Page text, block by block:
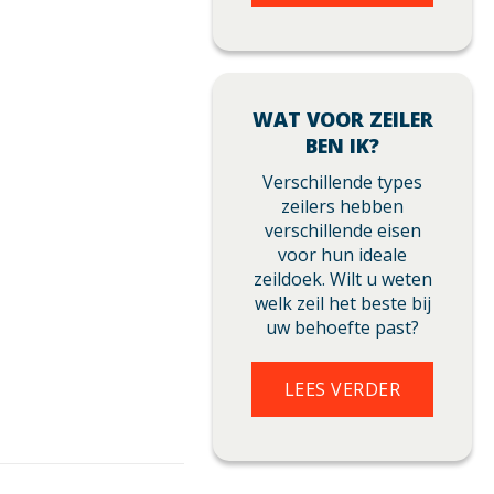
WAT VOOR ZEILER
BEN IK?
Verschillende types
zeilers hebben
verschillende eisen
voor hun ideale
zeildoek. Wilt u weten
welk zeil het beste bij
uw behoefte past?
LEES VERDER